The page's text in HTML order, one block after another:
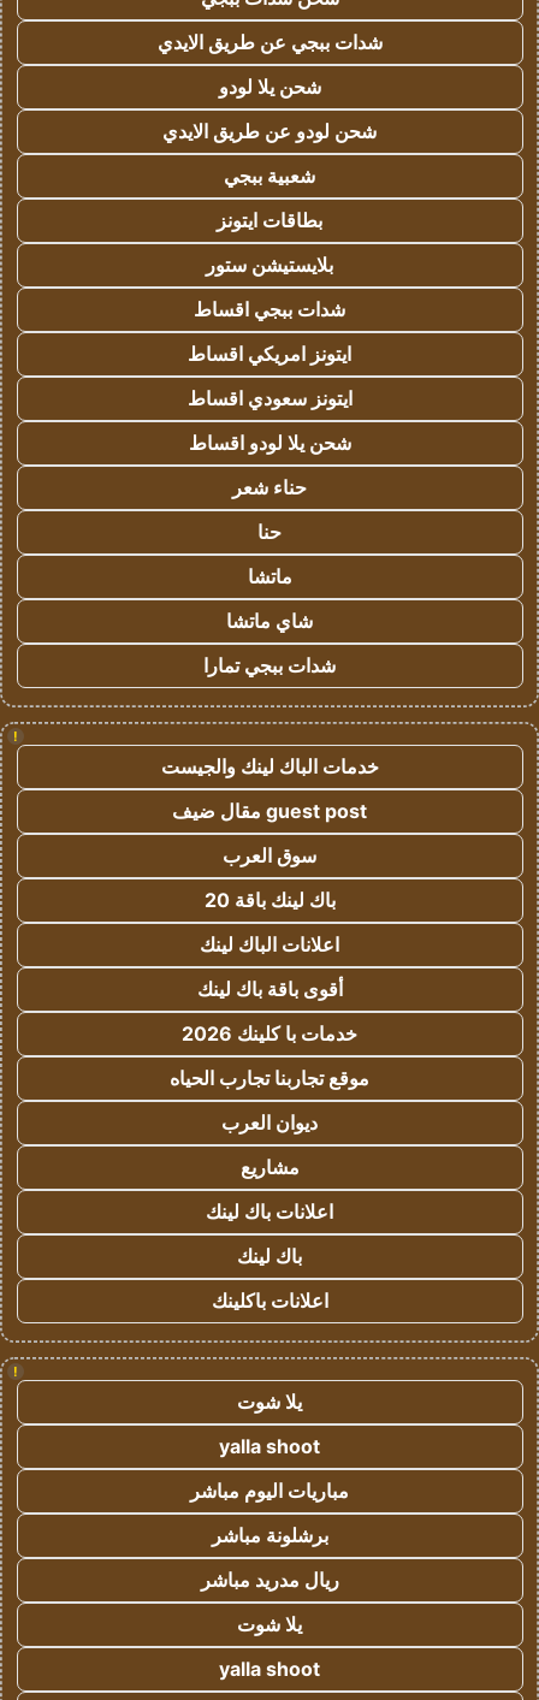
شدات ببجي عن طريق الايدي
شحن يلا لودو
شحن لودو عن طريق الايدي
شعبية ببجي
بطاقات ايتونز
بلايستيشن ستور
شدات ببجي اقساط
ايتونز امريكي اقساط
ايتونز سعودي اقساط
شحن يلا لودو اقساط
حناء شعر
حنا
ماتشا
شاي ماتشا
شدات ببجي تمارا
!
خدمات الباك لينك والجيست
guest post مقال ضيف
سوق العرب
باك لينك باقة 20
اعلانات الباك لينك
أقوى باقة باك لينك
خدمات با كلينك 2026
موقع تجاربنا تجارب الحياه
ديوان العرب
مشاريع
اعلانات باك لينك
باك لينك
اعلانات باكلينك
!
يلا شوت
yalla shoot
مباريات اليوم مباشر
برشلونة مباشر
ريال مدريد مباشر
يلا شوت
yalla shoot